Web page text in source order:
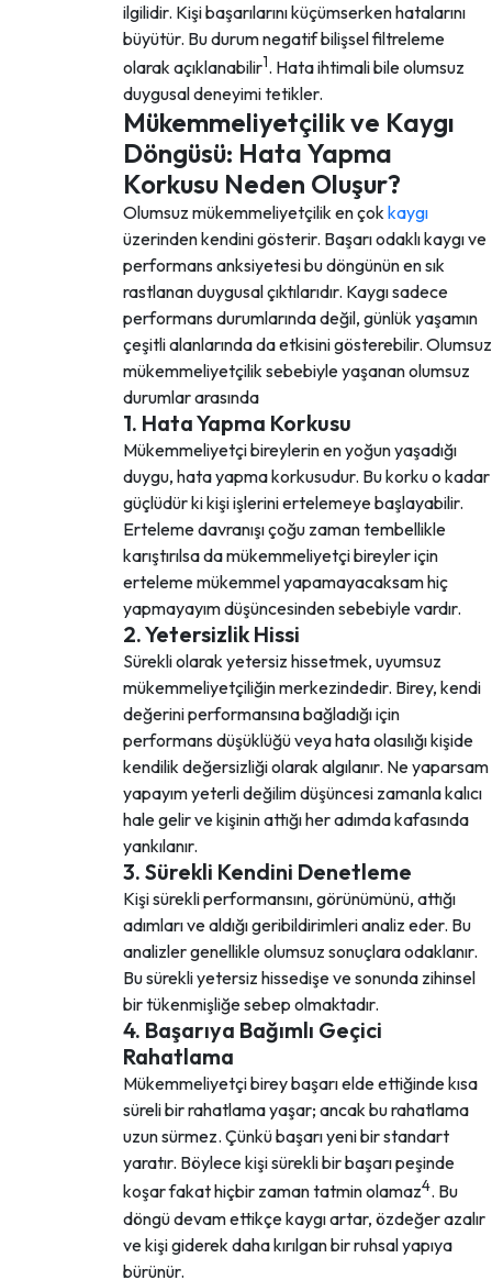
ilgilidir. Kişi başarılarını küçümserken hatalarını
büyütür. Bu durum negatif bilişsel filtreleme
olarak açıklanabilir1. Hata ihtimali bile olumsuz
duygusal deneyimi tetikler.
Mükemmeliyetçilik ve Kaygı
Döngüsü: Hata Yapma
Korkusu Neden Oluşur?
Olumsuz mükemmeliyetçilik en çokkaygı
üzerinden kendini gösterir. Başarı odaklı kaygı ve
performans anksiyetesi bu döngünün en sık
rastlanan duygusal çıktılarıdır. Kaygı sadece
performans durumlarında değil, günlük yaşamın
çeşitli alanlarında da etkisini gösterebilir. Olumsuz
mükemmeliyetçilik sebebiyle yaşanan olumsuz
durumlar arasında
1. Hata Yapma Korkusu
Mükemmeliyetçi bireylerin en yoğun yaşadığı
duygu, hata yapma korkusudur. Bu korku o kadar
güçlüdür ki kişi işlerini ertelemeye başlayabilir.
Erteleme davranışı çoğu zaman tembellikle
karıştırılsa da mükemmeliyetçi bireyler için
erteleme mükemmel yapamayacaksam hiç
yapmayayım düşüncesinden sebebiyle vardır.
2. Yetersizlik Hissi
Sürekli olarak yetersiz hissetmek, uyumsuz
mükemmeliyetçiliğin merkezindedir. Birey, kendi
değerini performansına bağladığı için
performans düşüklüğü veya hata olasılığı kişide
kendilik değersizliği olarak algılanır. Ne yaparsam
yapayım yeterli değilim düşüncesi zamanla kalıcı
hale gelir ve kişinin attığı her adımda kafasında
yankılanır.
3. Sürekli Kendini Denetleme
Kişi sürekli performansını, görünümünü, attığı
adımları ve aldığı geribildirimleri analiz eder. Bu
analizler genellikle olumsuz sonuçlara odaklanır.
Bu sürekli yetersiz hissedişe ve sonunda zihinsel
bir tükenmişliğe sebep olmaktadır.
4. Başarıya Bağımlı Geçici
Rahatlama
Mükemmeliyetçi birey başarı elde ettiğinde kısa
süreli bir rahatlama yaşar; ancak bu rahatlama
uzun sürmez. Çünkü başarı yeni bir standart
yaratır. Böylece kişi sürekli bir başarı peşinde
koşar fakat hiçbir zaman tatmin olamaz4. Bu
döngü devam ettikçe kaygı artar, özdeğer azalır
ve kişi giderek daha kırılgan bir ruhsal yapıya
bürünür.